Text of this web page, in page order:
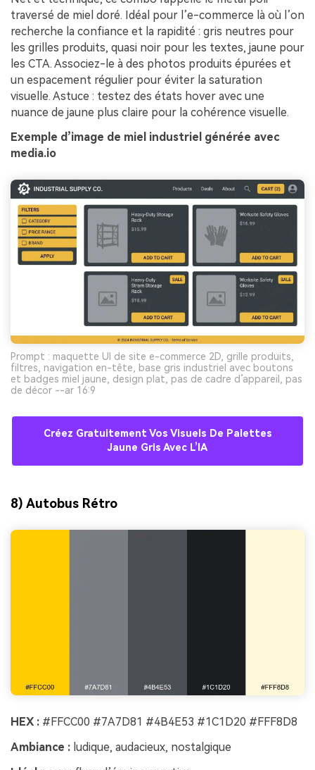
traversé de miel doré. Idéal pour l’e-commerce là où l’on
recherche la confiance et la rapidité : gris neutres pour
les grilles produits, quasi noir pour les textes, jaune pour
les CTA. Associez-le à des photos produits épurées et
un espacement régulier pour éviter la saturation
visuelle. Astuce : testez des états hover avec une
nuance de jaune plus claire pour la cohérence visuelle.
Exemple d’image de miel industriel générée avec
media.io
Prompt : maquette UI de site e-commerce 2D, grille produits,
filtres, navigation en-tête, base gris industriel avec boutons
et badges miel jaune, design plat, pas de cadre d’appareil, pas
de décor --ar 16:9
Créez Gratuitement Vos Visuels De Palettes
Jaune Gris Avec L’IA
8) Autobus Rétro
HEX : #FFCC00 #7A7D81 #4B4E53 #1C1D20 #FFF8D8
Ambiance : ludique, audacieux, nostalgique